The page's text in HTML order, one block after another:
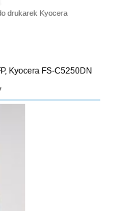
drukarek Kyocera
Kyocera FS-C5250DN